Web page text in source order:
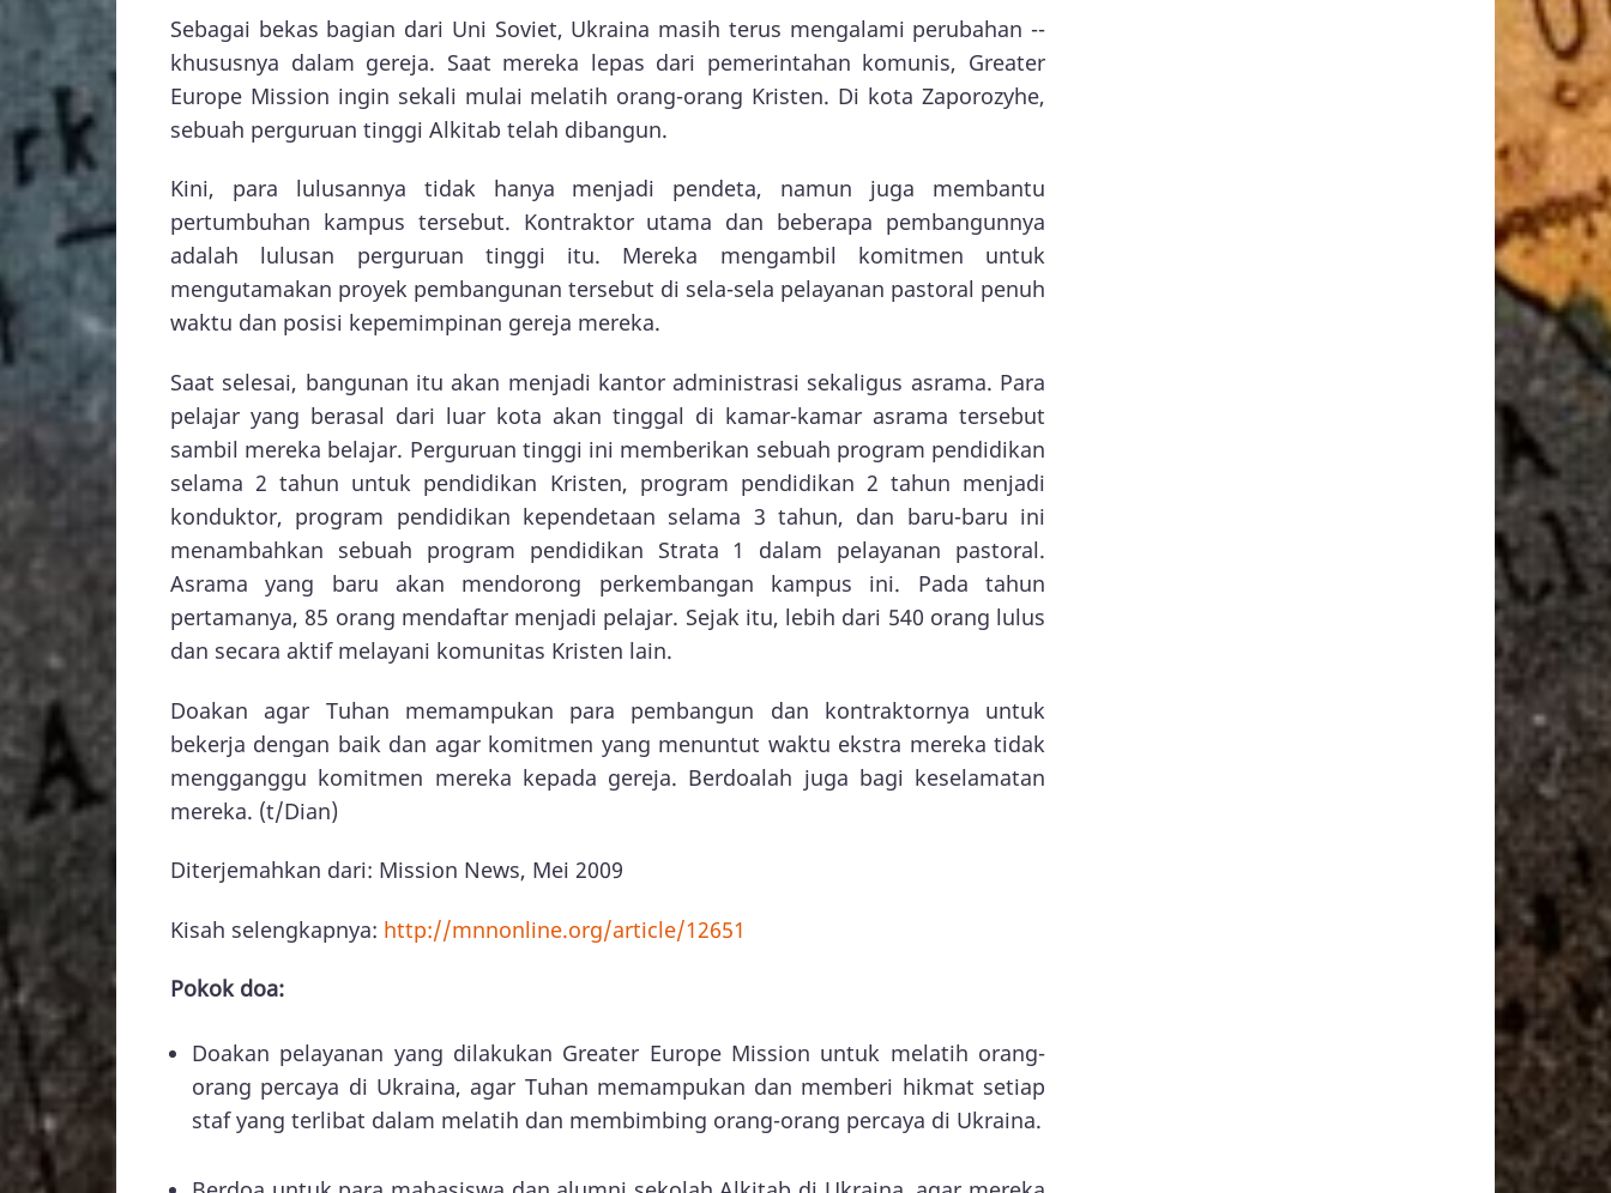
Sebagai bekas bagian dari Uni Soviet, Ukraina masih terus mengalami perubahan --
khususnya dalam gereja. Saat mereka lepas dari pemerintahan komunis, Greater
Europe Mission ingin sekali mulai melatih orang-orang Kristen. Di kota Zaporozyhe,
sebuah perguruan tinggi Alkitab telah dibangun.
Kini, para lulusannya tidak hanya menjadi pendeta, namun juga membantu
pertumbuhan kampus tersebut. Kontraktor utama dan beberapa pembangunnya
adalah lulusan perguruan tinggi itu. Mereka mengambil komitmen untuk
mengutamakan proyek pembangunan tersebut di sela-sela pelayanan pastoral penuh
waktu dan posisi kepemimpinan gereja mereka.
Saat selesai, bangunan itu akan menjadi kantor administrasi sekaligus asrama. Para
pelajar yang berasal dari luar kota akan tinggal di kamar-kamar asrama tersebut
sambil mereka belajar. Perguruan tinggi ini memberikan sebuah program pendidikan
selama 2 tahun untuk pendidikan Kristen, program pendidikan 2 tahun menjadi
konduktor, program pendidikan kependetaan selama 3 tahun, dan baru-baru ini
menambahkan sebuah program pendidikan Strata 1 dalam pelayanan pastoral.
Asrama yang baru akan mendorong perkembangan kampus ini. Pada tahun
pertamanya, 85 orang mendaftar menjadi pelajar. Sejak itu, lebih dari 540 orang lulus
dan secara aktif melayani komunitas Kristen lain.
Doakan agar Tuhan memampukan para pembangun dan kontraktornya untuk
bekerja dengan baik dan agar komitmen yang menuntut waktu ekstra mereka tidak
mengganggu komitmen mereka kepada gereja. Berdoalah juga bagi keselamatan
mereka. (t/Dian)
Diterjemahkan dari: Mission News, Mei 2009
Kisah selengkapnya: http://mnnonline.org/article/12651
Pokok doa:
Doakan pelayanan yang dilakukan Greater Europe Mission untuk melatih orang-
orang percaya di Ukraina, agar Tuhan memampukan dan memberi hikmat setiap
staf yang terlibat dalam melatih dan membimbing orang-orang percaya di Ukraina.